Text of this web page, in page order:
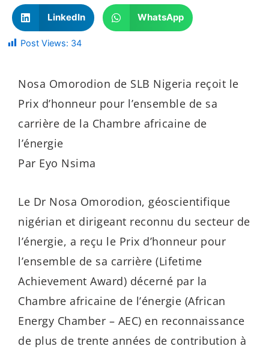
LinkedIn WhatsApp
Post Views: 34
Nosa Omorodion de SLB Nigeria reçoit le
Prix d’honneur pour l’ensemble de sa
carrière de la Chambre africaine de
l’énergie
Par Eyo Nsima
Le Dr Nosa Omorodion, géoscientifique
nigérian et dirigeant reconnu du secteur de
l’énergie, a reçu le Prix d’honneur pour
l’ensemble de sa carrière (Lifetime
Achievement Award) décerné par la
Chambre africaine de l’énergie (African
Energy Chamber – AEC) en reconnaissance
de plus de trente années de contribution à